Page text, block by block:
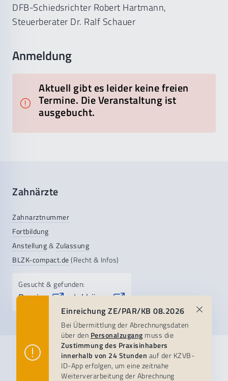
Einreichung ZE/PAR/KB 08.2026
Bei Übermittlung der Abrechnungsdaten
über den Personalzugang muss die
Zustimmung des Praxisinhabers
innerhalb von 24 Stunden auf der KZVB-
ID-App erfolgen, um eine zeitnahe
Weiterverarbeitung der Abrechnung
DFB-Schiedsrichter Robert Hartmann,
Steuerberater Dr. Ralf Schauer
Anmeldung
Aktuell gibt es leider keine freien
Termine. Die Veranstaltung ist
ausgebucht.
Zahnärzte
Zahnarztnummer
Fortbildung
Anstellung& Zulassung
BLZK-compact.de(Recht & Infos)
Gesucht & gefunden:
Praxis- Jobbörse
Praxisteam
Abrechnungsberatung
Patientenservice
Zahnärztlicher Notdienst
KZVB